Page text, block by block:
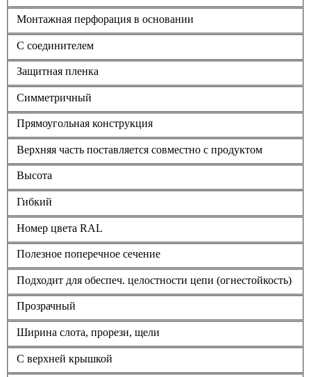
Монтажная перфорация в основании
С соединителем
Защитная пленка
Симметричный
Прямоугольная конструкция
Верхняя часть поставляется совместно с продуктом
Высота
Гибкий
Номер цвета RAL
Полезное поперечное сечение
Подходит для обеспеч. целостности цепи (огнестойкость)
Прозрачный
Ширина слота, прорези, щели
С верхней крышкой